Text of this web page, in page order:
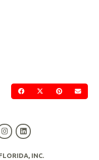
PATAJE SOUPATAJE SOU
PATAJE
INC.